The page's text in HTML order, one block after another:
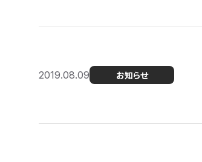
2019.08.09 お知らせ